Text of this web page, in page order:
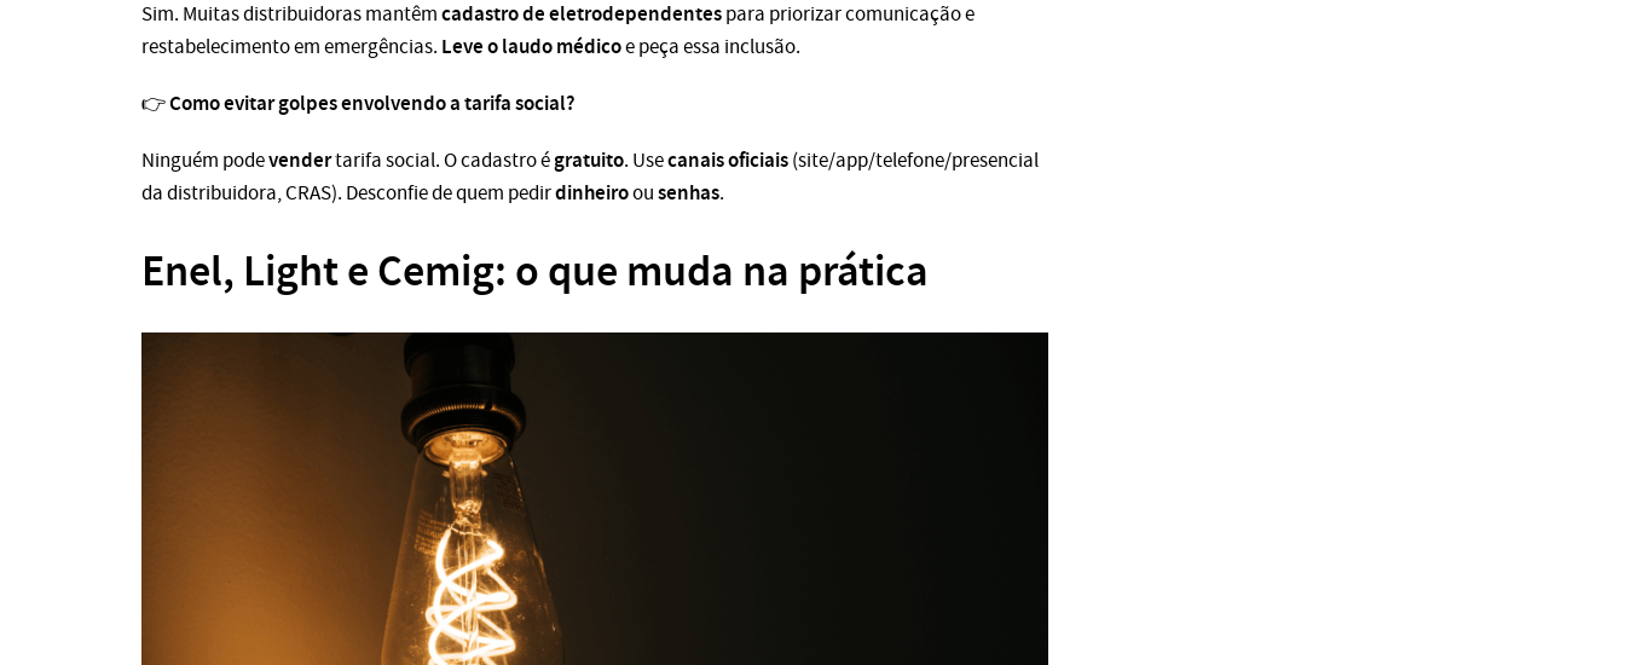
Sim. Muitas distribuidoras mantêmcadastro de eletrodependentespara priorizar comunicação e
restabelecimento em emergências. Leve o laudo médicoe peça essa inclusão.
👉Comoevitar golpesenvolvendo a tarifa social?
Ninguém podevendertarifa social. O cadastro égratuito. Usecanais oficiais(site/app/telefone/presencial
da distribuidora, CRAS). Desconfie de quem pedirdinheiroousenhas.
Enel, Light e Cemig: o que muda na prática